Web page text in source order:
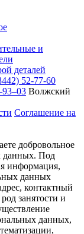
и
деталей
52-77-60
Волжский
Соглашение на
добровольное
данных. Под
информация,
данных
контактный
занятости и
данных,